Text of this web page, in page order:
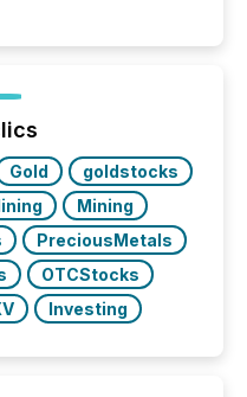
of Fortune 500
technology...
Gold
goldstocks
Mining
PreciousMetals
OTCStocks
Investing